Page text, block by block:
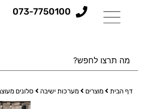
073-7750100
דף הבית מוצרים מערכות ישיבה סלונים